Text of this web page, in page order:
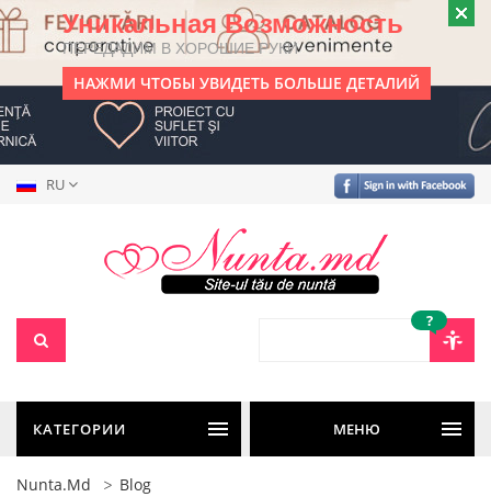
Уникальная Возможность
ПЕРЕДАДИМ В ХОРОШИЕ РУКИ
НАЖМИ ЧТОБЫ УВИДЕТЬ БОЛЬШЕ ДЕТАЛИЙ
RU
?
КАТЕГОРИИ МЕНЮ
Nunta.md
Blog